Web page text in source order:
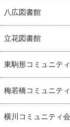
八広図書館
立花図書館
東駒形コミュニテ
梅若橋コミュニテ
横川コミュニティ